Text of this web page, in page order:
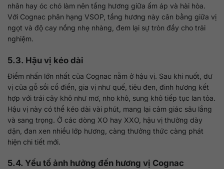
nhân hay óc chó làm nên tầng hương giữa ấm áp và hài hòa.
Với Cognac phân hạng VSOP, tầng hương này cân bằng giữa vị
ngọt và độ cay nồng nhẹ nhàng, đem lại sự tròn đầy cho trải
nghiệm.
5.3. Hậu vị kéo dài
Điểm nhấn lớn nhất của Cognac nằm ở hậu vị. Sau khi nuốt, dư
vị của gỗ sồi cổ điển, gia vị như quế, tiêu đen, đinh hương kết
hợp với trái cây khô như mơ, nho khô, sung khô tiếp tục lan tỏa.
Hậu vị này có thể kéo dài vài phút, mang lại cảm giác sâu lắng
và sang trọng. Ở các dòng XO hay XXO, hậu vị thường dày
dặn, đan xen nhiều lớp hương, càng thưởng thức càng phát
hiện chi tiết mới.
5.4. Yếu tố ảnh hưởng đến hương vị Cognac